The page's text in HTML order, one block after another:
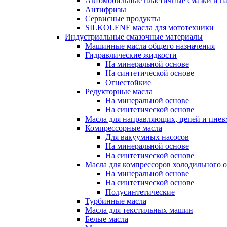
Антифризы
Сервисные продукты
SILKOLENE масла для мототехники
Индустриальные смазочные материалы
Машинные масла общего назначения
Гидравлические жидкости
На минеральной основе
На синтетической основе
Огнестойкие
Редукторные масла
На минеральной основе
На синтетической основе
Масла для направляющих, цепей и
Компрессорные масла
Для вакуумных насосов
На минеральной основе
На синтетической основе
Масла для компрессоров холодильного
На минеральной основе
На синтетической основе
Полусинтетические
Турбинные масла
Масла для текстильных машин
Белые масла